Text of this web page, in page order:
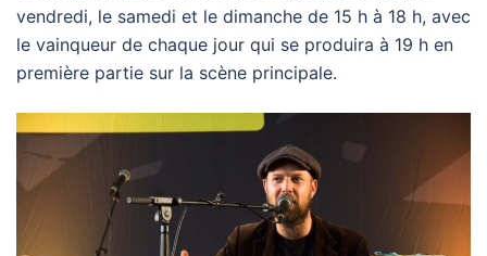
vendredi, le samedi et le dimanche de 15 h à 18 h, avec
le vainqueur de chaque jour qui se produira à 19 h en
première partie sur la scène principale.